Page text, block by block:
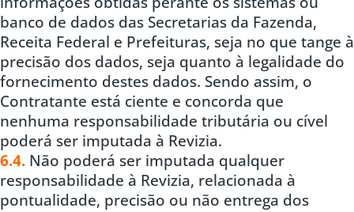
banco de dados das Secretarias da Fazenda,
Receita Federal e Prefeituras, seja no que tange à
precisão dos dados, seja quanto à legalidade do
fornecimento destes dados. Sendo assim, o
Contratante está ciente e concorda que
nenhuma responsabilidade tributária ou cível
poderá ser imputada à Revizia.
6.4. Não poderá ser imputada qualquer
responsabilidade à Revizia, relacionada à
pontualidade, precisão ou não entrega dos